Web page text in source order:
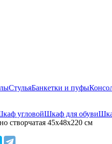
СтульяБанкетки и пуфы
угловойШкаф для обуви
створчатая 45х48х220 см